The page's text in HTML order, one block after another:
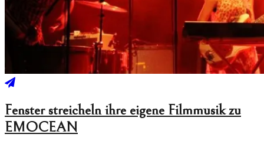
Fenster streicheln ihre eigene Filmmusik zu
EMOCEAN